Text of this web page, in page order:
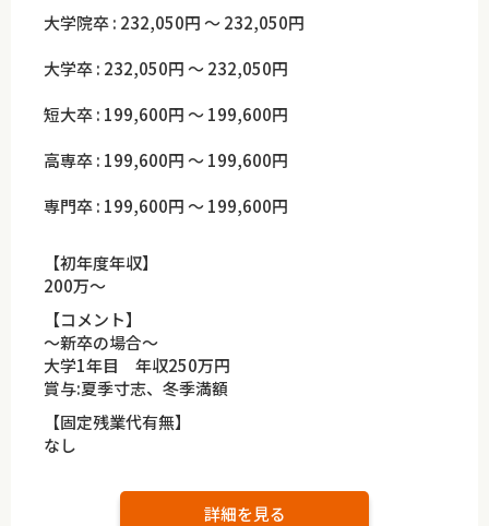
大学院卒 : 232,050円 ～ 232,050円
大学卒 : 232,050円 ～ 232,050円
短大卒 : 199,600円 ～ 199,600円
高専卒 : 199,600円 ～ 199,600円
専門卒 : 199,600円 ～ 199,600円
【初年度年収】
200万～
【コメント】
～新卒の場合～
大学1年目 年収250万円
賞与:夏季寸志、冬季満額
【固定残業代有無】
なし
詳細を見る